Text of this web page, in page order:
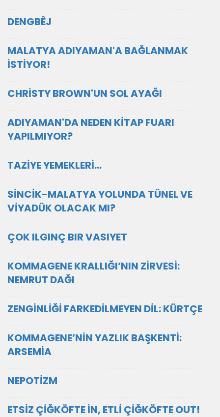
DENGBÊJ
MALATYA ADIYAMAN'A BAĞLANMAK
İSTİYOR!
CHRİSTY BROWN'UN SOL AYAĞI
ADIYAMAN'DA NEDEN KİTAP FUARI
YAPILMIYOR?
TAZİYE YEMEKLERİ…
SİNCİK-MALATYA YOLUNDA TÜNEL VE
VİYADÜK OLACAK MI?
ÇOK ILGINÇ BIR VASIYET
KOMMAGENE KRALLIĞI’NIN ZİRVESİ:
NEMRUT DAĞI
ZENGİNLİĞİ FARKEDİLMEYEN DİL: KÜRTÇE
KOMMAGENE’NİN YAZLIK BAŞKENTİ:
ARSEMİA
NEPOTİZM
ETSİZ ÇİĞKÖFTE İN, ETLİ ÇİĞKÖFTE OUT!